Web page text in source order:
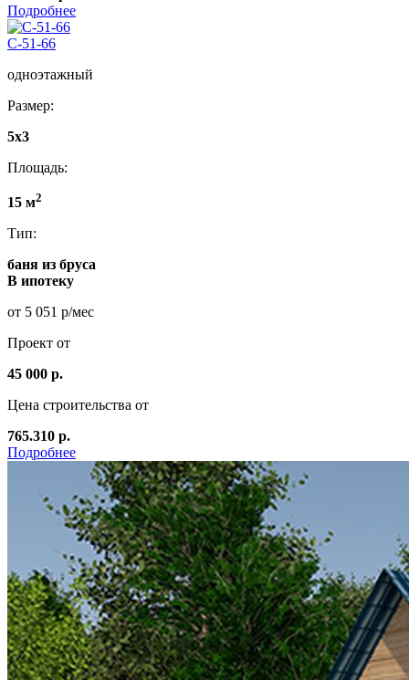
Подробнее
C-51-66
одноэтажный
Размер:
5x3
Площадь:
15 м2
Тип:
баня из бруса
В ипотеку
от 5 051 р/мес
Проект от
45 000 р.
Цена строительства от
765.310 р.
Подробнее